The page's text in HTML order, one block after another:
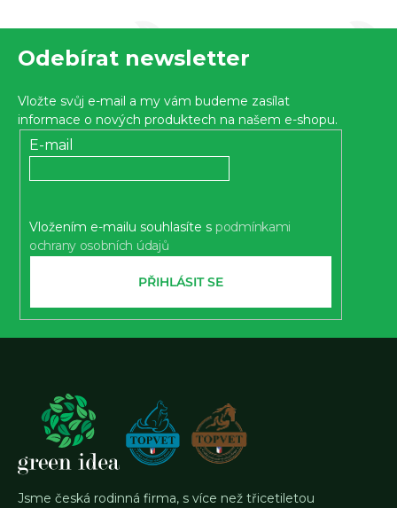
Odebírat newsletter
Vložte svůj e-mail a my vám budeme zasílat
informace o nových produktech na našem e-shopu.
E-mail
Vložením e-mailu souhlasíte s podmínkami
ochrany osobních údajů
PŘIHLÁSIT SE
Jsme česká rodinná firma, s více než třicetiletou